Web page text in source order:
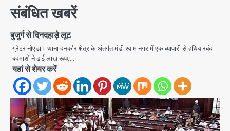
संबंधित खबरें
बुजुर्ग से दिनदहाड़े लूट
ग्रेटर नोएडा। थाना दनकौर क्षेत्र के अंतर्गत मंडी श्याम नगर में एक व्यापारी से हथियारबंद
बदमाशों ने ढाई लाख रूपए…
यहां से शेयर करें